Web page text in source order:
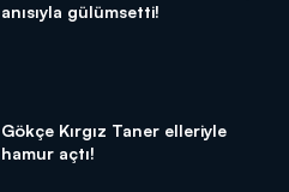
anısıyla gülümsetti!
Gökçe Kırgız Taner elleriyle
hamur açtı!